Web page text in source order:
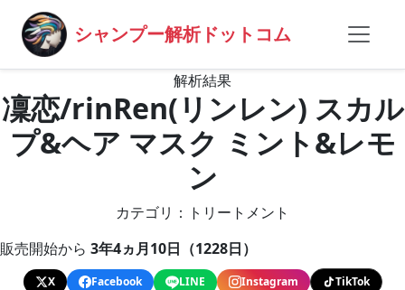
シャンプー解析ドットコム
解析結果
凜恋/rinRen(リンレン) スカル
プ&ヘア マスク ミント&レモ
ン
カテゴリ：トリートメント
販売開始から 3年4ヵ月10日（1228日）
X Facebook LINE Instagram
TikTok